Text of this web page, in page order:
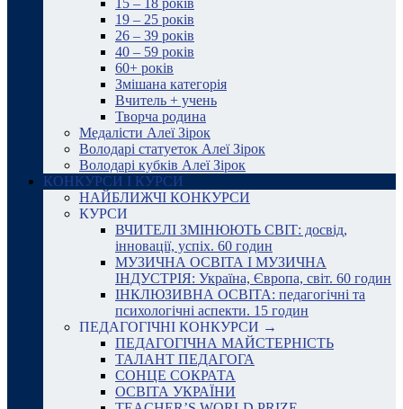
15 – 18 років
19 – 25 років
26 – 39 років
40 – 59 років
60+ років
Змішана категорія
Вчитель + учень
Творча родина
Медалісти Алеї Зірок
Володарі статуеток Алеї Зірок
Володарі кубків Алеї Зірок
КОНКУРСИ І КУРСИ
НАЙБЛИЖЧІ КОНКУРСИ
КУРСИ
ВЧИТЕЛІ ЗМІНЮЮТЬ СВІТ: досвід,
інновації, успіх. 60 годин
МУЗИЧНА ОСВІТА І МУЗИЧНА
ІНДУСТРІЯ: Україна, Європа, світ. 60 годин
ІНКЛЮЗИВНА ОСВІТА: педагогічні та
психологічні аспекти. 15 годин
ПЕДАГОГІЧНІ КОНКУРСИ →
ПЕДАГОГІЧНА МАЙСТЕРНІСТЬ
ТАЛАНТ ПЕДАГОГА
СОНЦЕ СОКРАТА
ОСВІТА УКРАЇНИ